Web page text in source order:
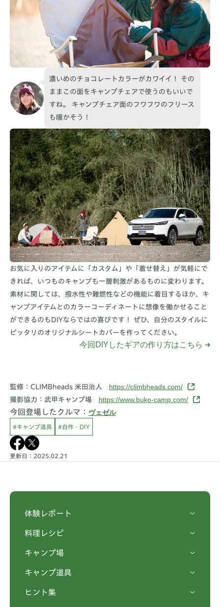
濃いめのチョコレートカラーがカワイイ！ その
ままこの面をキャンプチェアで使うのもいいで
すね。 キャンプチェア面のフワフワのフリース
も暖かそう！
お気に入りのアイテムに「カスタム」や「着せ替え」が気軽にで
きれば、いつものキャンプも一層刺激があるものに変わります。
素材に関しては、撥水性や難燃性などの機能に着目するほか、キ
ャンプアイテムとのカラーコーディネートに想像を働かせること
ができるのもDIYならではの喜びです！ ぜひ、自分のスタイルに
ピッタリのオリジナルシートカバーを作ってください。
今回DIYしたギアの作り方はこちら
監修：CLIMBheads 米田治人 https://climbheads.com/
撮影協力：武甲キャンプ場 https://www.buko-camp.com/
今回登場したクルマ： ヴェゼル
#キャンプ道具 #自作・DIY
更新日：2025.02.21
体験レポート
料理レシピ
キャンプ場
キャンプ道具
ヒント集